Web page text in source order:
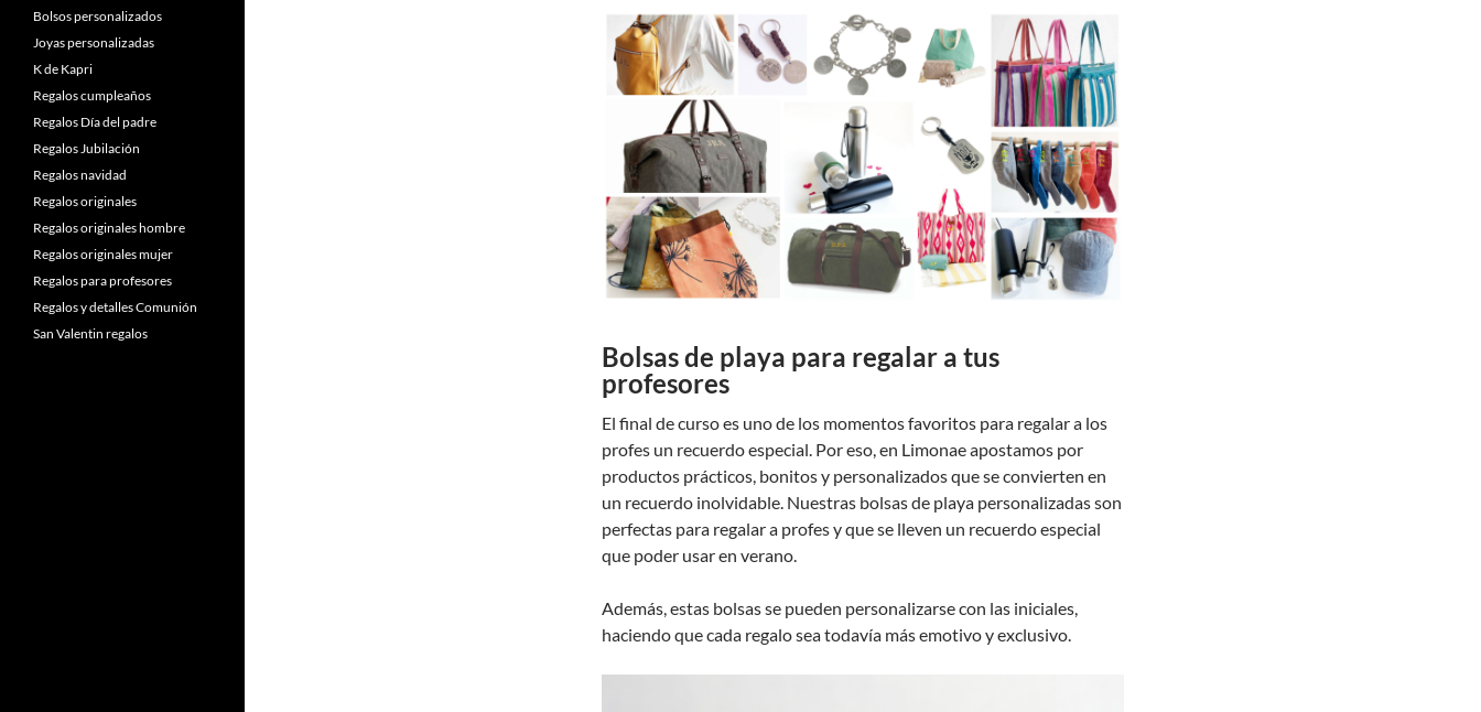
Bolsas de playa para regalar a tus
profesores
El final de curso es uno de los momentos favoritos para regalar a los
profes un recuerdo especial. Por eso, en Limonae apostamos por
productos prácticos, bonitos y personalizados que se convierten en
un recuerdo inolvidable. Nuestras bolsas de playa personalizadas son
perfectas para regalar a profes y que se lleven un recuerdo especial
que poder usar en verano.
Además, estas bolsas se pueden personalizarse con las iniciales,
haciendo que cada regalo sea todavía más emotivo y exclusivo.
Bolsos personalizados
Joyas personalizadas
K de Kapri
Regalos cumpleaños
Regalos Día del padre
Regalos Jubilación
Regalos navidad
Regalos originales
Regalos originales hombre
Regalos originales mujer
Regalos para profesores
Regalos y detalles Comunión
San Valentin regalos